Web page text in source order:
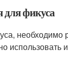
для фикуса
необходимо
использовать